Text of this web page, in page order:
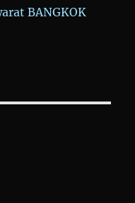
BANGKOK